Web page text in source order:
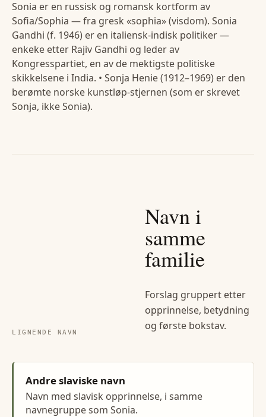
Sonia er en russisk og romansk kortform av
Sofia/Sophia — fra gresk «sophia» (visdom). Sonia
Gandhi (f. 1946) er en italiensk-indisk politiker —
enkeke etter Rajiv Gandhi og leder av
Kongresspartiet, en av de mektigste politiske
skikkelsene i India. • Sonja Henie (1912–1969) er den
berømte norske kunstløp-stjernen (som er skrevet
Sonja, ikke Sonia).
LIGNENDE NAVN
Navn i
samme
familie
Forslag gruppert etter
opprinnelse, betydning
og første bokstav.
Andre slaviske navn
Navn med slavisk opprinnelse, i samme
navnegruppe som Sonia.